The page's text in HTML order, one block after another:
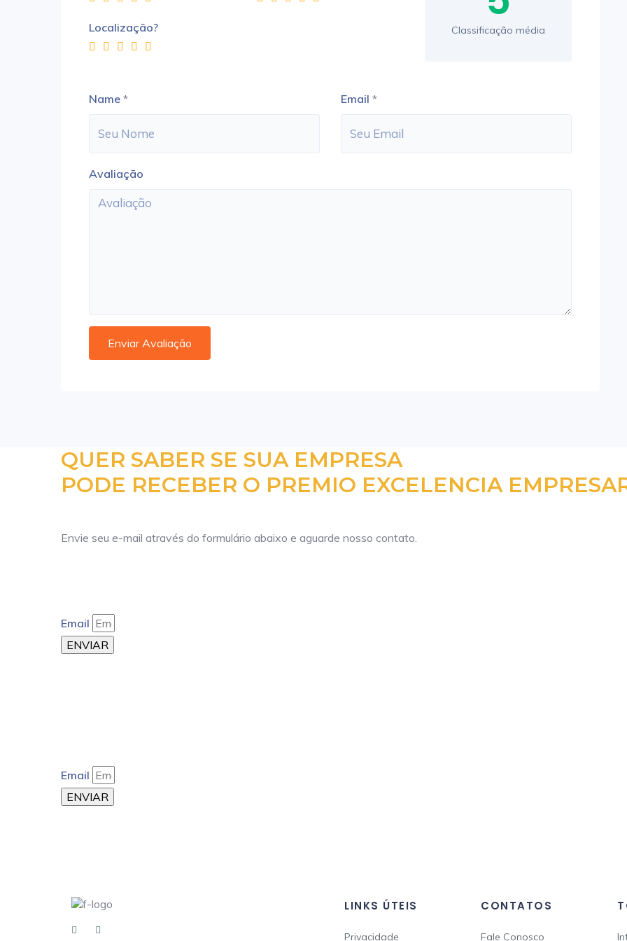
Localização? Classificação média
Name * Email *
Avaliação
QUER SABER SE SUA EMPRESA
PODE RECEBER O PREMIO EXCELENCIA
Envie seu e-mail através do formulário abaixo e aguarde nosso contato.
Email
ENVIAR
Email
ENVIAR
LINKS ÚTEIS
Privacidade
CONTATOS
Fale Conosco